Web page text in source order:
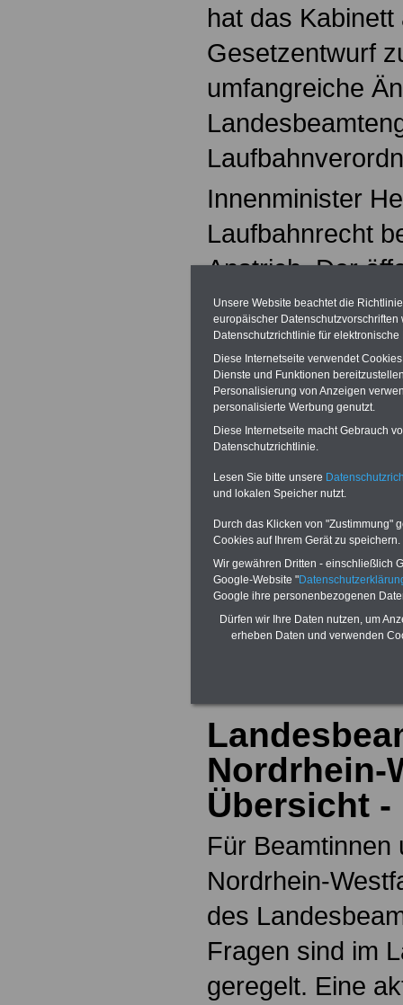
hat das
Gesetzentwurf
umfangreiche
Innenminister
Laufbahnrecht
Anstrich. Der
Arbeitnehmer
heißt, um
Nachwuchs zu
weiter die
und öffentliche
machen. Denn
Verwaltung
>>>mehr
Nordrhein-
Übersicht -
Für Beamtinnen
Nordrhein-
des
Fragen sind im
geregelt. Eine
Unsere Website beachtet die
europäischer
Datenschutzrichtlinie für
Diese Internetseite verwendet
Dienste und Funktionen
Personalisierung von Anzeigen
personalisierte Werbung genutzt.
Diese Internetseite macht Gebrauch
Datenschutzrichtlinie.
Lesen Sie bitte unsere
und lokalen Speicher nutzt.
Durch das Klicken von "Zustimmung"
Cookies auf Ihrem Gerät zu speichern.
Wir gewähren Dritten - einschließlich
Google-Website "
Google ihre personenbezogenen
Dürfen wir Ihre Daten nutzen, um
erheben Daten und verwenden